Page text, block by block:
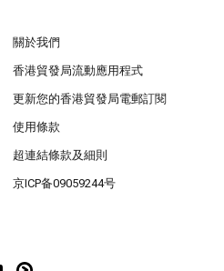
關於我們
香港貿發局流動應用程式
更新您的香港貿發局電郵訂閱
使用條款
超連結條款及細則
京ICP备09059244号